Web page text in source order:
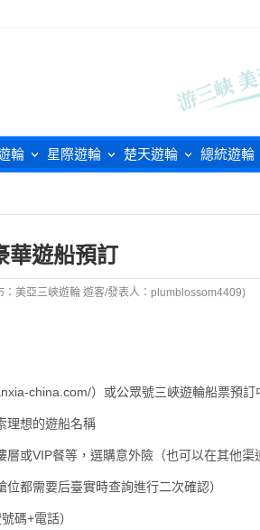
輪 星際遊輪 楚天遊輪 總統遊輪
華遊船預訂
美亞三峽遊輪 遊客/發表人：plumblossom4409)
china.com/）或公眾號三峽遊輪船票預訂
理想的遊船名稱
或VIP餐等，選購意外險（也可以在其他渠
都需要后臺實時查詢進行二次確認）
碼+電話）